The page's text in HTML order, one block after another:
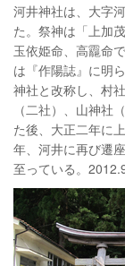
河井神社は、大字
た。祭神は「上加
玉依姫命、高龗命
は『作陽誌』に明
神社と改称し、村
（二社）、山神社
た後、大正二年に
年、河井に再び遷
至っている。